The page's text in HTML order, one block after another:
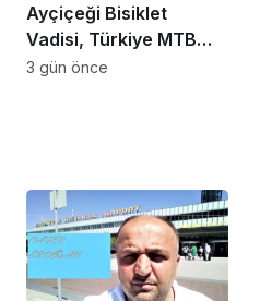
Ayçiçeği Bisiklet
Vadisi, Türkiye MTB
Şampiyonası’na ev
3 gün önce